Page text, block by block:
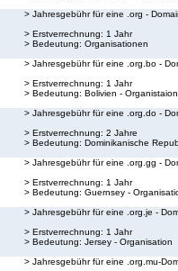
> Jahresgebühr für eine .org -
> Erstverrechnung: 1 Jahr
> Bedeutung: Organisationen
> Jahresgebühr für eine .org.bo -
> Erstverrechnung: 1 Jahr
> Bedeutung: Bolivien - Organistaion
> Jahresgebühr für eine .org.do -
> Erstverrechnung: 2 Jahre
> Bedeutung: Dominikanische
> Jahresgebühr für eine .org.gg -
> Erstverrechnung: 1 Jahr
> Bedeutung: Guernsey -
> Jahresgebühr für eine .org.je -
> Erstverrechnung: 1 Jahr
> Bedeutung: Jersey - Organisation
> Jahresgebühr für eine .org.mu-